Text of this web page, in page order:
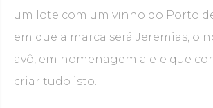
um lote com um vinho do Porto
em que a marca será Jeremias, o
avô, em homenagem a ele que
criar tudo isto.